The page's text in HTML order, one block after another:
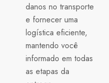
danos no transporte
e fornecer uma
logística eficiente,
mantendo você
informado em todas
as etapas da